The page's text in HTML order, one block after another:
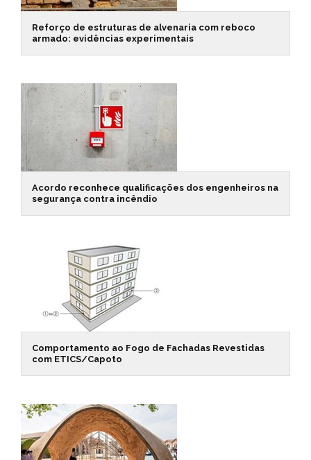
Reforço de estruturas de alvenaria com reboco
armado: evidências experimentais
Acordo reconhece qualificações dos engenheiros na
segurança contra incêndio
Comportamento ao Fogo de Fachadas Revestidas
com ETICS/Capoto